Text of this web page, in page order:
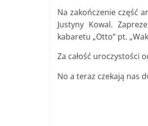
Na zakończenie część
Justyny Kowal.
kabaretu „Otto” pt.
Za całość uroczystości
No a teraz czekają nas